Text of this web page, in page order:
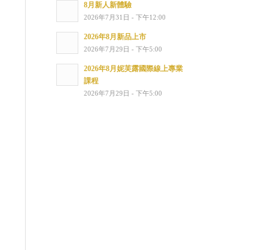
8月新人新體驗
2026年7月31日 - 下午12:00
2026年8月新品上市
2026年7月29日 - 下午5:00
2026年8月妮芙露國際線上專業
課程
2026年7月29日 - 下午5:00